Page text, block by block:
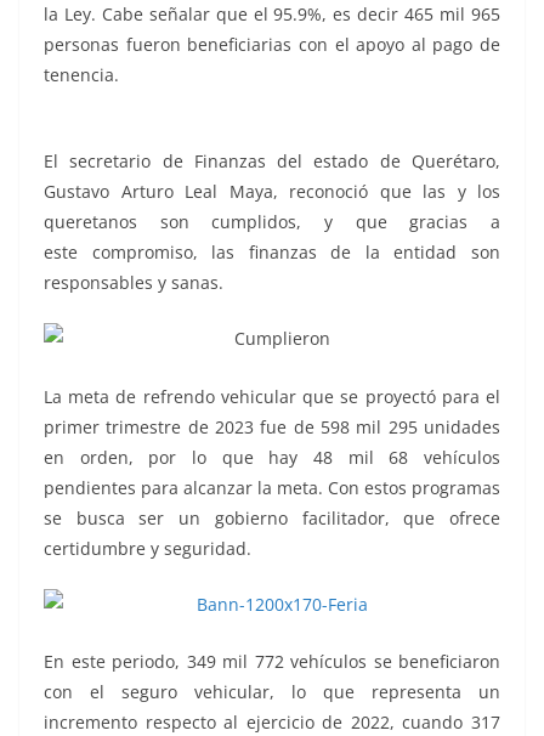
la Ley. Cabe señalar que el 95.9%, es decir 465 mil 965
personas fueron beneficiarias con el apoyo al pago de
tenencia.
El secretario de Finanzas del estado de Querétaro,
Gustavo Arturo Leal Maya, reconoció que las y los
queretanos son cumplidos, y que gracias a
este compromiso, las finanzas de la entidad son
responsables y sanas.
La meta de refrendo vehicular que se proyectó para el
primer trimestre de 2023 fue de 598 mil 295 unidades
en orden, por lo que hay 48 mil 68 vehículos
pendientes para alcanzar la meta. Con estos programas
se busca ser un gobierno facilitador, que ofrece
certidumbre y seguridad.
En este periodo, 349 mil 772 vehículos se beneficiaron
con el seguro vehicular, lo que representa un
incremento respecto al ejercicio de 2022, cuando 317